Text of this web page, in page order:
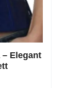
Elegant